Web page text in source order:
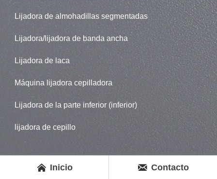
Lijadora de almohadillas segmentadas
Lijadora/lijadora de banda ancha
Lijadora de laca
Máquina lijadora cepilladora
Lijadora de la parte inferior (inferior)
lijadora de cepillo
 Inicio  Contacto